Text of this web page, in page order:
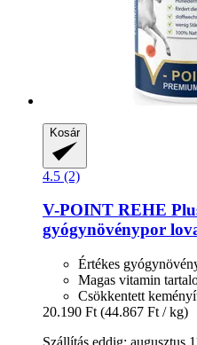
Kosár
4.5 (2)
V-POINT REHE
gyógynövénypor
Értékes
Magas vitamin
Csökkentett
20.190 Ft (44.867 Ft / kg)